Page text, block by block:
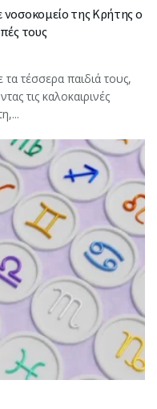
νοσοκομείο της Κρήτης ο
τους
τέσσερα παιδιά τους,
τις καλοκαιρινές